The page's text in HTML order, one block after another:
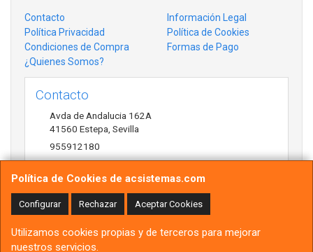
Política de Cookies de acsistemas.com
Configurar Rechazar Aceptar Cookies
Utilizamos cookies propias y de terceros para mejorar
nuestros servicios.
Contacto
Información Legal
Política Privacidad
Política de Cookies
Condiciones de Compra
Formas de Pago
¿Quienes Somos?
Contacto
Avda de Andalucia 162A
41560 Estepa Sevilla
955912180
antonio@acsistemas.com
Horario
10:00h-13:30h 17:00h-20:30h